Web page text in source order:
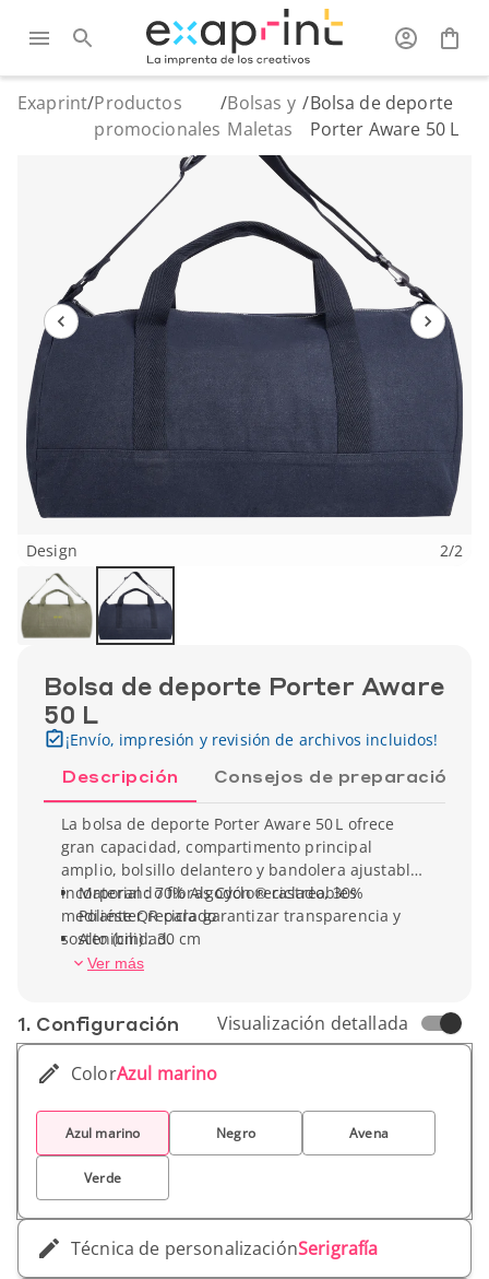
Exaprint/Productos
promocionales
/Bolsas y
Maletas
/Bolsa de deporte
Porter Aware 50 L
Design 2/2
Bolsa de deporte Porter Aware
50 L
¡Envío, impresión y revisión de archivos incluidos!
Descripción Consejos de preparación
La bolsa de deporte Porter Aware 50 L ofrece
gran capacidad, compartimento principal
amplio, bolsillo delantero y bandolera ajustable,
incorporando fibras Cyclo® rastreables
mediante QR para garantizar transparencia y
sostenibilidad.
Material : 70% Algodón reciclado, 30%
Poliéster reciclado
Alto (cm) : 30 cm
Ancho (cm) : 55 cm
Ver más
1. Conf­iguración Visualización detallada
ColorAzul marino
Azul marino Negro Avena
Verde
Técnica de personalizaciónSerigrafía